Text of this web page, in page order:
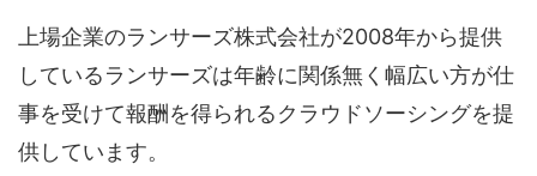
上場企業のランサーズ株式会社が2008年から提供
しているランサーズは年齢に関係無く幅広い方が仕
事を受けて報酬を得られるクラウドソーシングを提
供しています。